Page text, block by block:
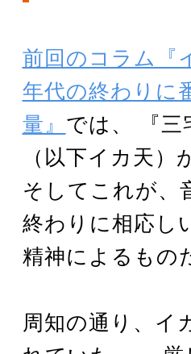
前回のコラム『
年代の終わりに
量』 では、 『三
（以下イカ天
そしてこれが、
終わりに相応し
精神によるもの
周知の通り、イ